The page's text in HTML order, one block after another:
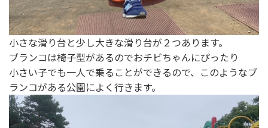
小さな滑り台と少し大きな滑り台が２つあります。
ブランコは椅子型があるのでおチビちゃんにぴったり
小さい子でも一人で乗ることができるので、このようなブ
ランコがある公園によく行きます。